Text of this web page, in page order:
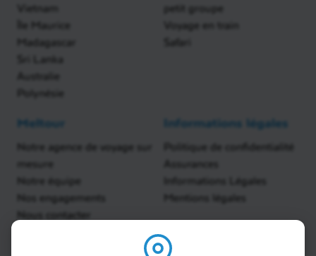
Vietnam
Île Maurice
Madagascar
Sri Lanka
Australie
Polynésie
petit groupe
Voyage en train
Safari
Meltour
Notre agence de voyage sur
mesure
Notre équipe
Nos engagements
Nous contacter
Informations légales
Politique de confidentialité
Assurances
Informations Légales
Mentions légales